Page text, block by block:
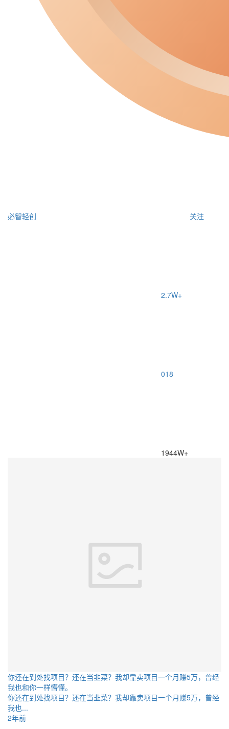
必智轻创 关注
2.7W+
018
1944W+
你还在到处找项目？还在当韭菜？我却靠卖项目一个月赚5万，曾经
我也和你一样懵懂。
你还在到处找项目？还在当韭菜？我却靠卖项目一个月赚5万，曾经
我也...
2年前